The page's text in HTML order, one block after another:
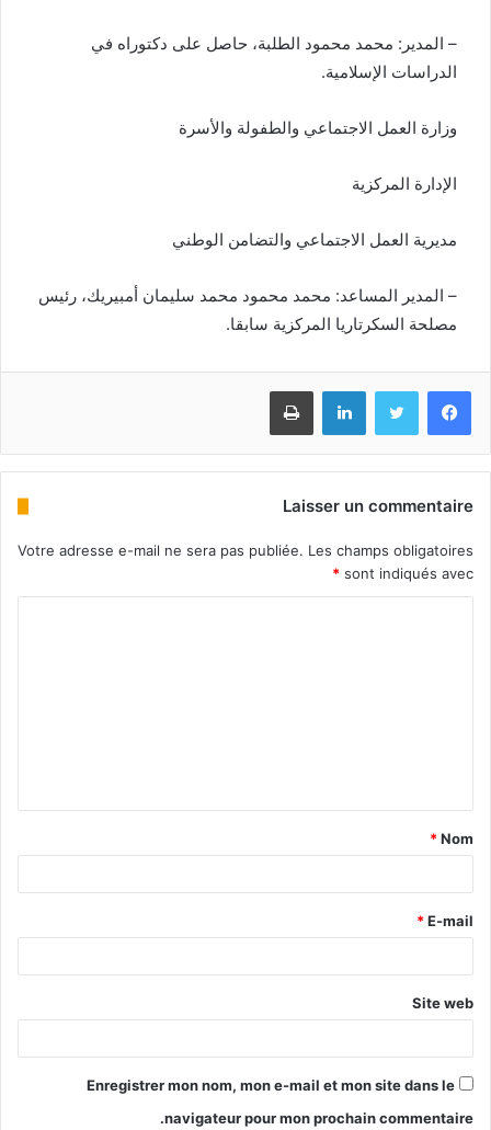
– المدير: محمد محمود الطلبة، حاصل على دكتوراه في
الدراسات الإسلامية.
وزارة العمل الاجتماعي والطفولة والأسرة
الإدارة المركزية
مديرية العمل الاجتماعي والتضامن الوطني
– المدير المساعد: محمد محمود محمد سليمان أمبيريك، رئيس
مصلحة السكرتاريا المركزية سابقا.
Facebook
Twitter
Linkedin
Imprimer
Laisser un commentaire
Votre adresse e-mail ne sera pas publiée. Les champs obligatoires
sont indiqués avec
*
Nom
*
E-mail
*
Site web
Enregistrer mon nom, mon e-mail et mon site dans le
navigateur pour mon prochain commentaire.